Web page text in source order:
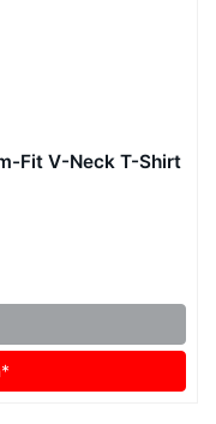
Fit V-Neck T-Shirt